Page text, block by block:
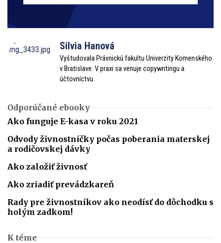
Silvia Hanová
Vyštudovala Právnickú fakultu Univerzity Komenského
v Bratislave. V praxi sa venuje copywritingu a
účtovníctvu.
Odporúčané ebooky
Ako funguje E-kasa v roku 2021
Odvody živnostníčky počas poberania materskej
a rodičovskej dávky
Ako založiť živnosť
Ako zriadiť prevádzkareň
Rady pre živnostníkov ako neodísť do dôchodku s
holým zadkom!
K téme